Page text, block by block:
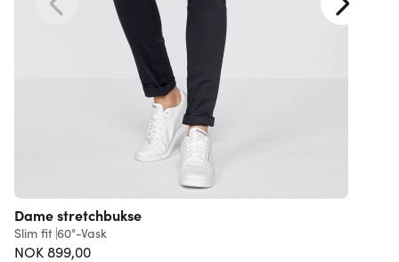
Dame stretchbukse
Slim fit 60°-Vask
NOK 899,00